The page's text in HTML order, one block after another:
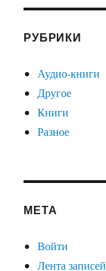
РУБРИКИ
Аудио-книги
Другое
Книги
Разное
МЕТА
Войти
Лента записей